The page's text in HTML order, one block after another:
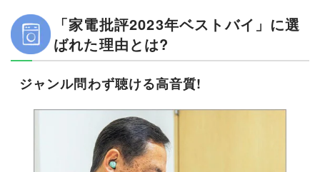
「家電批評2023年ベストバイ」に選
ばれた理由とは?
ジャンル問わず聴ける高音質!